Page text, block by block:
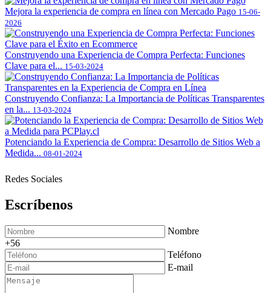
Mejora la experiencia de compra en línea con Mercado Pago 15-06-
2026
Construyendo una Experiencia de Compra Perfecta: Funciones
Clave para el... 15-03-2024
Construyendo Confianza: La Importancia de Políticas Transparentes
en la... 13-03-2024
Potenciando la Experiencia de Compra: Desarrollo de Sitios Web a
Medida... 08-01-2024
Redes Sociales
Escríbenos
Nombre
+56
Teléfono
E-mail